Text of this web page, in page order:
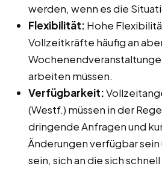
werden, wenn es die
Flexibilität: Hohe
Vollzeitkräfte häufig an
arbeiten müssen.
Verfügbarkeit:
(Westf.) müssen in der
dringende Anfragen und
Änderungen verfügbar
sein, sich an die sich